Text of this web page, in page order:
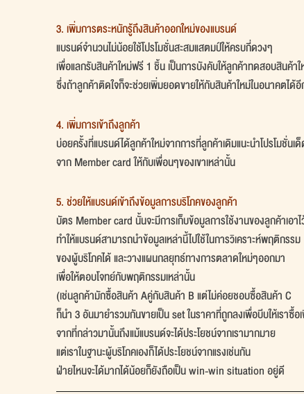
3. เพิ่มการตระหนักรู้ถึงสินค้าออกใหม่ของแบรนด์
แบรนด์จำนวนไม่น้อยใช้โปรโมชั่นสะสมแสตมป์ให้ครบกี่ดวงๆ
เพื่อแลกรับสินค้าใหม่ฟรี 1 ชิ้น เป็นการบังคับให้ลูกค้าทดสอบสินค้า
ซึ่งถ้าลูกค้าติดใจก็จะช่วยเพิ่มยอดขายให้กับสินค้าใหม่ในอนาคตได้
4. เพิ่มการเข้าถึงลูกค้า
บ่อยครั้งที่แบรนด์ได้ลูกค้าใหม่จากการที่ลูกค้าเดิมแนะนำโปรโมชั่นเ
จาก Member card ให้กับเพื่อนๆของเขาเหล่านั้น
5. ช่วยให้แบรนด์เข้าถึงข้อมูลการบริโภคของลูกค้า
บัตร Member card นั้นจะมีการเก็บข้อมูลการใช้งานของลูกค้าเอา
ทำให้แบรนด์สามารถนำข้อมูลเหล่านี้ไปใช้ในการวิเคราะห์พฤติกรรม
ของผู้บริโภคได้ และวางแผนกลยุทธ์ทางการตลาดใหม่ๆออกมา
เพื่อให้ตอบโจทย์กับพฤติกรรมเหล่านั้น
(เช่นลูกค้ามักซื้อสินค้า Aคู่กับสินค้า B แต่ไม่ค่อยชอบซื้อสินค้า C
ก็นำ 3 อันมายำรวมกันขายเป็น set ในราคาที่ถูกลงเพื่อบีบให้เราซื้อ
จากที่กล่าวมานั้นถึงแม้แบรนด์จะได้ประโยชน์จากเรามากมาย
แต่เราในฐานะผู้บริโภคเองก็ได้ประโยชน์จากแรงเช่นกัน
ฝ่ายไหนจะได้มากได้น้อยก็ยังถือเป็น win-win situation อยู่ดี